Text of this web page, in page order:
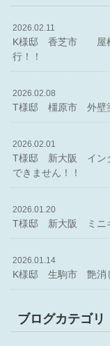
2026.02.11
K様邸 香芝市 屋根
行！！
2026.02.08
T様邸 橿原市 外壁塗
2026.02.01
T様邸 新大阪 イン
できません！！
2026.01.20
T様邸 新大阪 ミニ
2026.01.14
K様邸 生駒市 艶消
ブログカテゴリ